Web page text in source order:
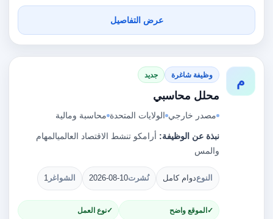
عرض التفاصيل
م وظيفة شاغرة جديد
محلل محاسبي
مصدر خارجي الولايات المتحدة محاسبة ومالية
نبذة عن الوظيفة: أرامكو تنشط الاقتصاد العالميالمهام
والمس
النوعدوام كامل نُشرت2026-08-10 الشواغر 1
الموقع واضح نوع العمل